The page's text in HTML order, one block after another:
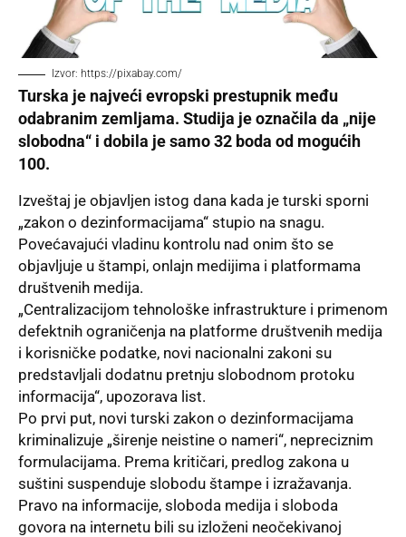
Izvor: https://pixabay.com/
Turska je najveći evropski prestupnik među
odabranim zemljama. Studija je označila da „nije
slobodna“ i dobila je samo 32 boda od mogućih
100.
Izveštaj je objavljen istog dana kada je turski sporni
„zakon o dezinformacijama“ stupio na snagu.
Povećavajući vladinu kontrolu nad onim što se
objavljuje u štampi, onlajn medijima i platformama
društvenih medija.
„Centralizacijom tehnološke infrastrukture i primenom
defektnih ograničenja na platforme društvenih medija
i korisničke podatke, novi nacionalni zakoni su
predstavljali dodatnu pretnju slobodnom protoku
informacija“, upozorava list.
Po prvi put, novi turski zakon o dezinformacijama
kriminalizuje „širenje neistine o nameri“, nepreciznim
formulacijama. Prema kritičari, predlog zakona u
suštini suspenduje slobodu štampe i izražavanja.
Pravo na informacije, sloboda medija i sloboda
govora na internetu bili su izloženi neočekivanoj